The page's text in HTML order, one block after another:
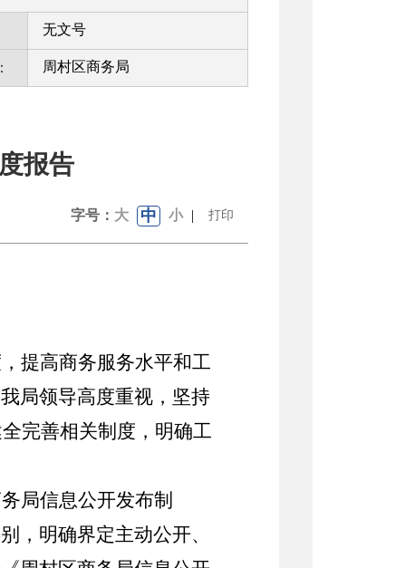
无文号
周村区商务局
报告
字号： 大 中 小 | 打印
提高商务服务水平和工
局领导高度重视，坚持
完善相关制度，明确工
局信息公开发布制
，明确界定主动公开、